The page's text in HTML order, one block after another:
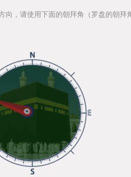
，请使用下面的朝拜角（罗盘的朝